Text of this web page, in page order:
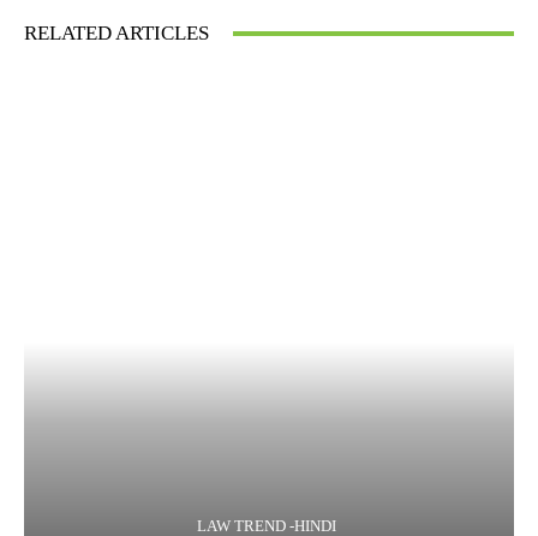
RELATED ARTICLES
LAW TREND -HINDI